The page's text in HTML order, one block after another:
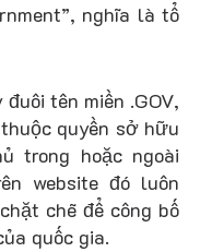
nghĩa là tổ
tên miền .GOV,
quyền sở hữu
trong hoặc ngoài
website đó luôn
chẽ để công bố
quốc gia.